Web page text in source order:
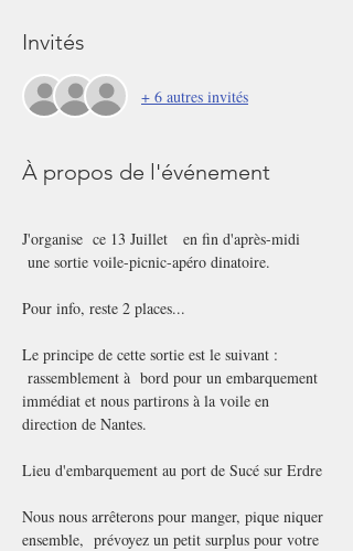
Invités
+ 6 autres invités
À propos de l'événement
J'organise  ce 13 Juillet   en fin d'après-midi
une sortie voile-picnic-apéro dinatoire.
Pour info, reste 2 places...
Le principe de cette sortie est le suivant :
rassemblement à  bord pour un embarquement
immédiat et nous partirons à la voile en
direction de Nantes.
Lieu d'embarquement au port de Sucé sur Erdre
Nous nous arrêterons pour manger, pique niquer
ensemble,  prévoyez un petit surplus pour votre